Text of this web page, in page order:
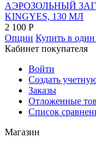
АЭРОЗОЛЬНЫЙ
KINGYES, 130 МЛ
2 100 Р
Опции Купить в
Кабинет покупателя
Войти
Создать
Заказы
Отложенные
Список
Магазин